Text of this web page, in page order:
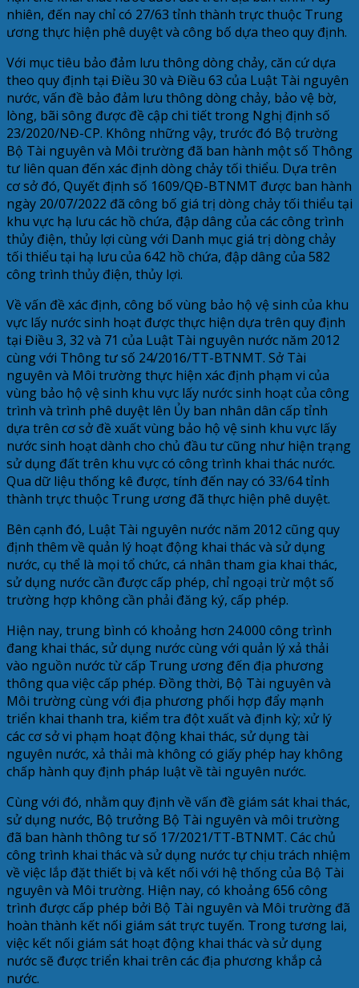
nhiên, đến nay chỉ có 27/63 tỉnh thành trực thuộc Trung
ương thực hiện phê duyệt và công bố dựa theo quy định.
Với mục tiêu bảo đảm lưu thông dòng chảy, căn cứ dựa
theo quy định tại Điều 30 và Điều 63 của Luật Tài nguyên
nước, vấn đề bảo đảm lưu thông dòng chảy, bảo vệ bờ,
lòng, bãi sông được đề cập chi tiết trong Nghị định số
23/2020/NĐ-CP. Không những vậy, trước đó Bộ trường
Bộ Tài nguyên và Môi trường đã ban hành một số Thông
tư liên quan đến xác định dòng chảy tối thiểu. Dựa trên
cơ sở đó, Quyết định số 1609/QĐ-BTNMT được ban hành
ngày 20/07/2022 đã công bố giá trị dòng chảy tối thiểu tại
khu vực hạ lưu các hồ chứa, đập dâng của các công trình
thủy điện, thủy lợi cùng với Danh mục giá trị dòng chảy
tối thiểu tại hạ lưu của 642 hồ chứa, đập dâng của 582
công trình thủy điện, thủy lợi.
Về vấn đề xác định, công bố vùng bảo hộ vệ sinh của khu
vực lấy nước sinh hoạt được thực hiện dựa trên quy định
tại Điều 3, 32 và 71 của Luật Tài nguyên nước năm 2012
cùng với Thông tư số 24/2016/TT-BTNMT. Sở Tài
nguyên và Môi trường thực hiện xác định phạm vi của
vùng bảo hộ vệ sinh khu vực lấy nước sinh hoạt của công
trình và trình phê duyệt lên Ủy ban nhân dân cấp tỉnh
dựa trên cơ sở đề xuất vùng bảo hộ vệ sinh khu vực lấy
nước sinh hoạt dành cho chủ đầu tư cũng như hiện trạng
sử dụng đất trên khu vực có công trình khai thác nước.
Qua dữ liệu thống kê được, tính đến nay có 33/64 tỉnh
thành trực thuộc Trung ương đã thực hiện phê duyệt.
Bên cạnh đó, Luật Tài nguyên nước năm 2012 cũng quy
định thêm về quản lý hoạt động khai thác và sử dụng
nước, cụ thể là mọi tổ chức, cá nhân tham gia khai thác,
sử dụng nước cần được cấp phép, chỉ ngoại trừ một số
trường hợp không cần phải đăng ký, cấp phép.
Hiện nay, trung bình có khoảng hơn 24.000 công trình
đang khai thác, sử dụng nước cùng với quản lý xả thải
vào nguồn nước từ cấp Trung ương đến địa phương
thông qua việc cấp phép. Đồng thời, Bộ Tài nguyên và
Môi trường cùng với địa phương phối hợp đẩy mạnh
triển khai thanh tra, kiểm tra đột xuất và định kỳ; xử lý
các cơ sở vi phạm hoạt động khai thác, sử dụng tài
nguyên nước, xả thải mà không có giấy phép hay không
chấp hành quy định pháp luật về tài nguyên nước.
Cùng với đó, nhằm quy định về vấn đề giám sát khai thác,
sử dụng nước, Bộ trưởng Bộ Tài nguyên và môi trường
đã ban hành thông tư số 17/2021/TT-BTNMT. Các chủ
công trình khai thác và sử dụng nước tự chịu trách nhiệm
về việc lắp đặt thiết bị và kết nối với hệ thống của Bộ Tài
nguyên và Môi trường. Hiện nay, có khoảng 656 công
trình được cấp phép bởi Bộ Tài nguyên và Môi trường đã
hoàn thành kết nối giám sát trực tuyến. Trong tương lai,
việc kết nối giám sát hoạt động khai thác và sử dụng
nước sẽ được triển khai trên các địa phương khắp cả
nước.